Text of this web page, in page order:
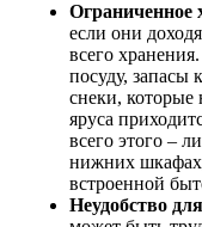
Ограниченное
если они
всего
посуду, запасы
снеки, которые
яруса
всего этого –
нижних
встроенной
Неудобство